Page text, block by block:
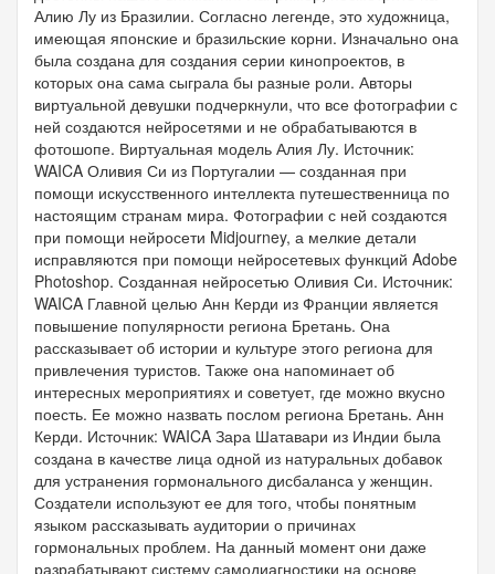
Алию Лу из Бразилии. Согласно легенде, это художница,
имеющая японские и бразильские корни. Изначально она
была создана для создания серии кинопроектов, в
которых она сама сыграла бы разные роли. Авторы
виртуальной девушки подчеркнули, что все фотографии с
ней создаются нейросетями и не обрабатываются в
фотошопе. Виртуальная модель Алия Лу. Источник:
WAICA Оливия Си из Португалии — созданная при
помощи искусственного интеллекта путешественница по
настоящим странам мира. Фотографии с ней создаются
при помощи нейросети Midjourney, а мелкие детали
исправляются при помощи нейросетевых функций Adobe
Photoshop. Созданная нейросетью Оливия Си. Источник:
WAICA Главной целью Анн Керди из Франции является
повышение популярности региона Бретань. Она
рассказывает об истории и культуре этого региона для
привлечения туристов. Также она напоминает об
интересных мероприятиях и советует, где можно вкусно
поесть. Ее можно назвать послом региона Бретань. Анн
Керди. Источник: WAICA Зара Шатавари из Индии была
создана в качестве лица одной из натуральных добавок
для устранения гормонального дисбаланса у женщин.
Создатели используют ее для того, чтобы понятным
языком рассказывать аудитории о причинах
гормональных проблем. На данный момент они даже
разрабатывают систему самодиагностики на основе